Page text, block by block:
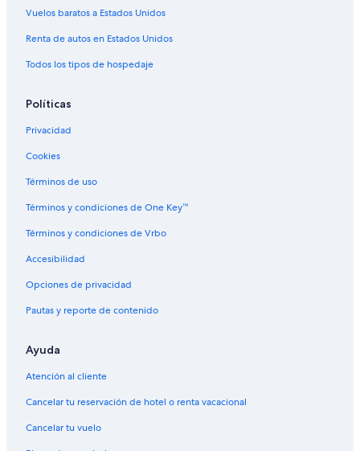
Vuelos baratos a Estados Unidos
Renta de autos en Estados Unidos
Todos los tipos de hospedaje
Políticas
Privacidad
Cookies
Términos de uso
Términos y condiciones de One Key™
Términos y condiciones de Vrbo
Accesibilidad
Opciones de privacidad
Pautas y reporte de contenido
Ayuda
Atención al cliente
Cancelar tu reservación de hotel o renta vacacional
Cancelar tu vuelo